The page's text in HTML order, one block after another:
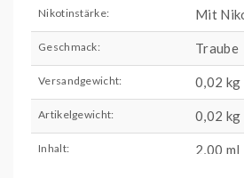
Nikotinstärke: Mit
Geschmack: Traube
Versandgewicht: 0,02 kg
Artikelgewicht: 0,02 kg
Inhalt: 2,00 ml